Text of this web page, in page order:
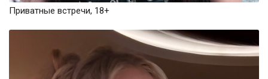
Приватные встречи, 18+